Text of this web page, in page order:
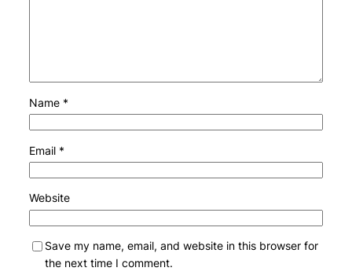
Name *
Email *
Website
Save my name, email, and website in this browser for
the next time I comment.